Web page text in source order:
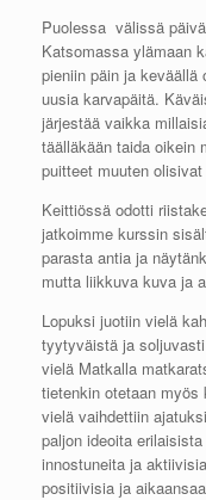
Puolessa välissä
Katsomassa ylämaan
pieniin päin ja keväällä
uusia karvapäitä.
järjestää vaikka
täälläkään taida oikein
puitteet muuten
Keittiössä odotti
jatkoimme kurssin
parasta antia ja
mutta liikkuva kuva ja
Lopuksi juotiin vielä
tyytyväistä ja
vielä Matkalla
tietenkin otetaan myös
vielä vaihdettiin
paljon ideoita
innostuneita ja
positiivisia ja